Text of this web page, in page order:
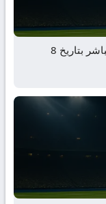
مباراة وست هام يونايتد و بورتسموث بث مباشر بتاريخ 8